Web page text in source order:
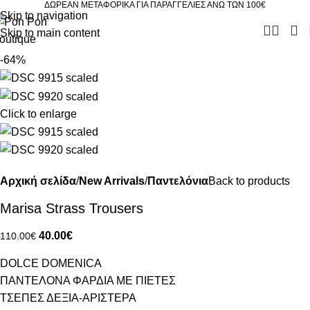
Skip to navigation
Skip to main content
ΔΩΡΕΑΝ ΜΕΤΑΦΟΡΙΚΑ ΓΙΑ ΠΑΡΑΓΓΕΛΙΕΣ ΑΝΩ ΤΩΝ 100€
-64%
Click to enlarge
Αρχική σελίδα New Arrivals ΠαντελόνιαBack to products
Marisa Strass Trousers
110.00€ 40.00€
DOLCE DOMENICA
ΠΑΝΤΕΛΟΝΑ ΦΑΡΔΙΑ ΜΕ ΠΙΕΤΕΣ
ΤΣΕΠΕΣ ΔΕΞΙΑ-ΑΡΙΣΤΕΡΑ